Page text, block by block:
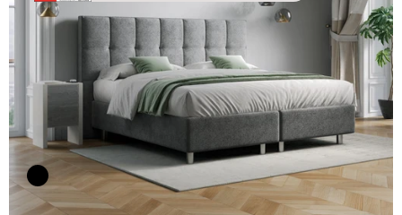
Bild vergrößern